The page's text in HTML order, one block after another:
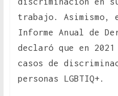
trabajo. Asimismo,
Informe Anual de
declaró que en
casos de
personas LGBTIQ+.